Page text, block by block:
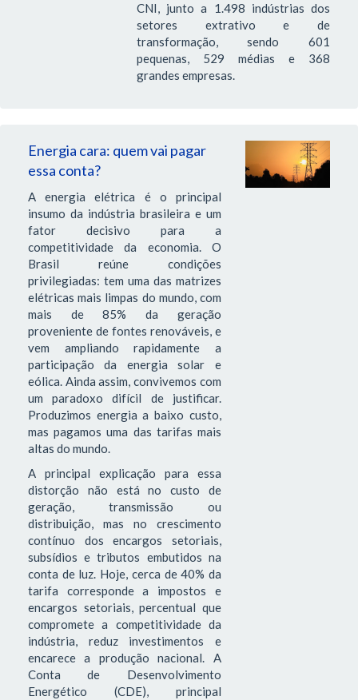
CNI, junto a 1.498 indústrias dos
setores extrativo e de
transformação, sendo 601
pequenas, 529 médias e 368
grandes empresas.
Energia cara: quem vai pagar
essa conta?
A energia elétrica é o principal
insumo da indústria brasileira e um
fator decisivo para a
competitividade da economia. O
Brasil reúne condições
privilegiadas: tem uma das matrizes
elétricas mais limpas do mundo, com
mais de 85% da geração
proveniente de fontes renováveis, e
vem ampliando rapidamente a
participação da energia solar e
eólica. Ainda assim, convivemos com
um paradoxo difícil de justificar.
Produzimos energia a baixo custo,
mas pagamos uma das tarifas mais
altas do mundo.
A principal explicação para essa
distorção não está no custo de
geração, transmissão ou
distribuição, mas no crescimento
contínuo dos encargos setoriais,
subsídios e tributos embutidos na
conta de luz. Hoje, cerca de 40% da
tarifa corresponde a impostos e
encargos setoriais, percentual que
compromete a competitividade da
indústria, reduz investimentos e
encarece a produção nacional. A
Conta de Desenvolvimento
Energético (CDE), principal